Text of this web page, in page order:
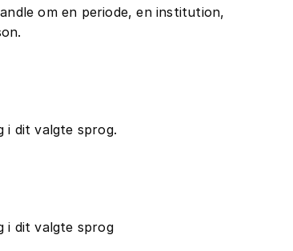
om en periode, en institution,
i dit valgte sprog.
i dit valgte sprog